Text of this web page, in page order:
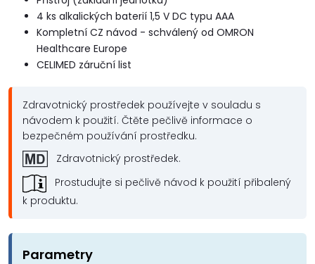
4 ks alkalických baterií 1,5 V DC typu AAA
Kompletní CZ návod - schválený od OMRON
Healthcare Europe
CELIMED záruční list
Zdravotnický prostředek používejte v souladu s
návodem k použití. Čtěte pečlivě informace o
bezpečném používání prostředku.
Zdravotnický prostředek.
Prostudujte si pečlivě návod k použití přibalený
k produktu.
Parametry